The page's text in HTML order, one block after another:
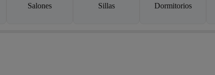
Salones Sillas Dormitorios